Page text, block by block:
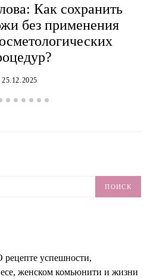
Как сохранить
без применения
25.12.2025
ПОИСК
успешности,
женском комьюнити и жизни